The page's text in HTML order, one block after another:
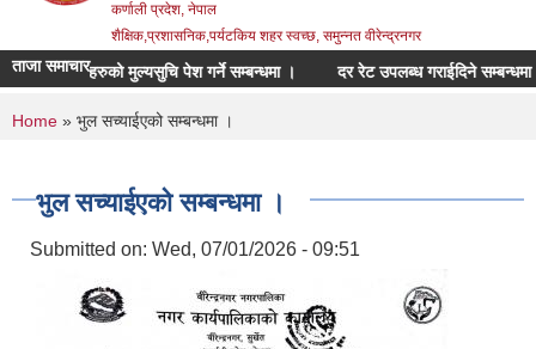
कर्णाली प्रदेश, नेपाल
शैक्षिक,प्रशासनिक,पर्यटकिय शहर स्वच्छ, समुन्नत वीरेन्द्रनगर
ताजा समाचार
सामाग्रिहरुको मुल्यसुचि पेश गर्ने सम्बन्धमा । दर रेट उपलब्ध गराईदिने सम्बन्धमा ।
You are here
Home » भुल सच्याईएको सम्बन्धमा ।
भुल सच्याईएको सम्बन्धमा ।
Submitted on: Wed, 07/01/2026 - 09:51